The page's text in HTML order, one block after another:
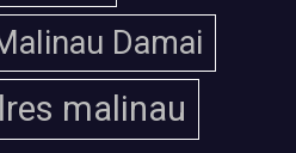
Damai
malinau